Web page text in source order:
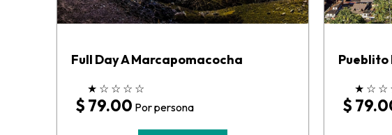
Full Day A Marcapomacocha
★ ☆ ☆ ☆ ☆
$ 79.00 Por persona
Pueblito
★ ☆ ☆
$